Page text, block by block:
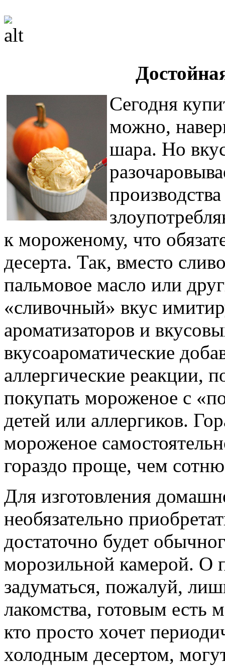
Сегодня
можно,
шара. Но
к мороженому, что
десерта. Так, вместо
пальмовое масло или
«сливочный» вкус
ароматизаторов и
вкусоароматические
аллергические реакции,
покупать мороженое с
детей или аллергиков.
мороженое
гораздо проще, чем
Для изготовления
необязательно
достаточно будет
морозильной камерой. О
задуматься, пожалуй,
лакомства, готовым есть
кто просто хочет
холодным десертом,